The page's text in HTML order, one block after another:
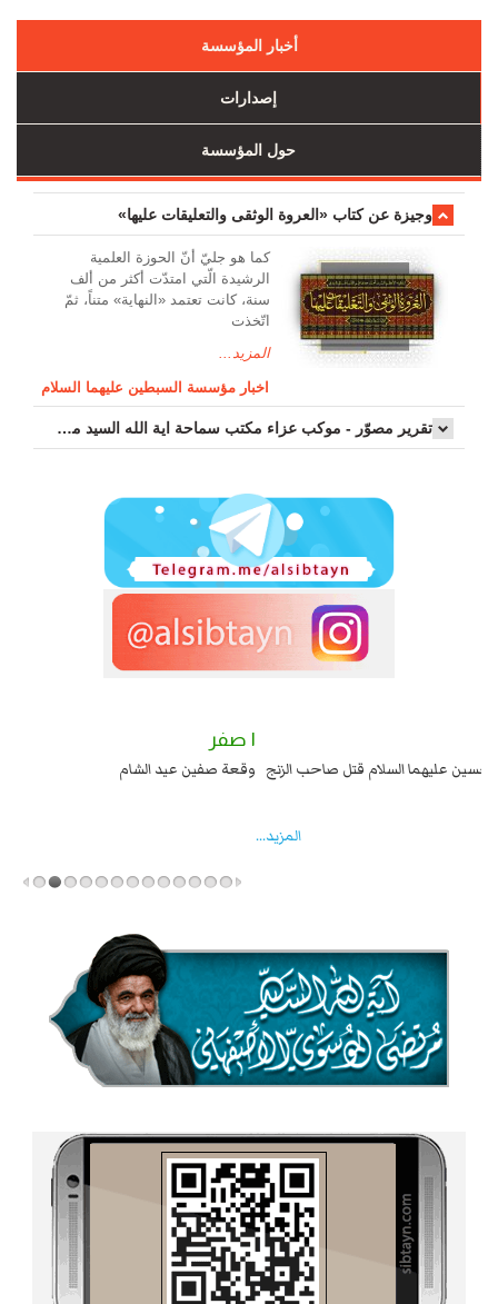
أخبار المؤسسة
إصدارات
حول المؤسسة
وجیزة عن کتاب «العروة الوثقی والتعلیقات علیها»
کما هو جليّ أنّ الحوزة العلمیة
الرشیدة الّتي امتدّت أكثر من ألف
سنة، كانت تعتمد «النهاية» متناً، ثمّ
اتّخذت
المزيد...
اخبار مؤسسة السبطين عليهما السلام
تقرير مصوّر - موكب عزاء مکتب سماحة اية الله السيد مرتضى الموسوي الاصفهاني في يوم إستشهاد السيدة فاطم...
السبايا عند يزيد شهادة زيد بن علي بن الحسين عليهما السلام قتل صاحب الزنج